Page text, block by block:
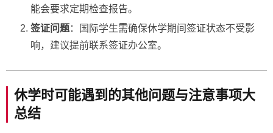
能会要求定期检查报告。
签证问题：国际学生需确保休学期间签证状态不受影
响，建议提前联系签证办公室。
休学时可能遇到的其他问题与注意事项大
总结